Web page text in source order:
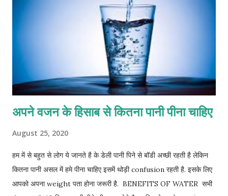
अपने वजन के हिसाब से कितना पानी पीना चाहिए
August 25, 2020
हम में से बहुत से लोग ये जानते है के डेली पानी पिने से बॉडी अच्छी रहती है लेकिन
कितना पानी असल में हमे पीना चाहिए इसमें थोड़ी confusion रहती है. इसके लिए
आपको अपना weight पता होना जरूरी है. BENEFITS OF WATER सभी